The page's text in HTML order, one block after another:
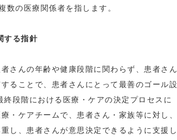
数の医療関係者を指します。
する指針
さんの年齢や健康段階に関わらず、患者さん
ることで、患者さんにとって最善のゴール設
段階における医療・ケアの決定プロセスに
・ケアチームで、患者さん・家族等に対し、
し、患者さんが意思決定できるように支援し